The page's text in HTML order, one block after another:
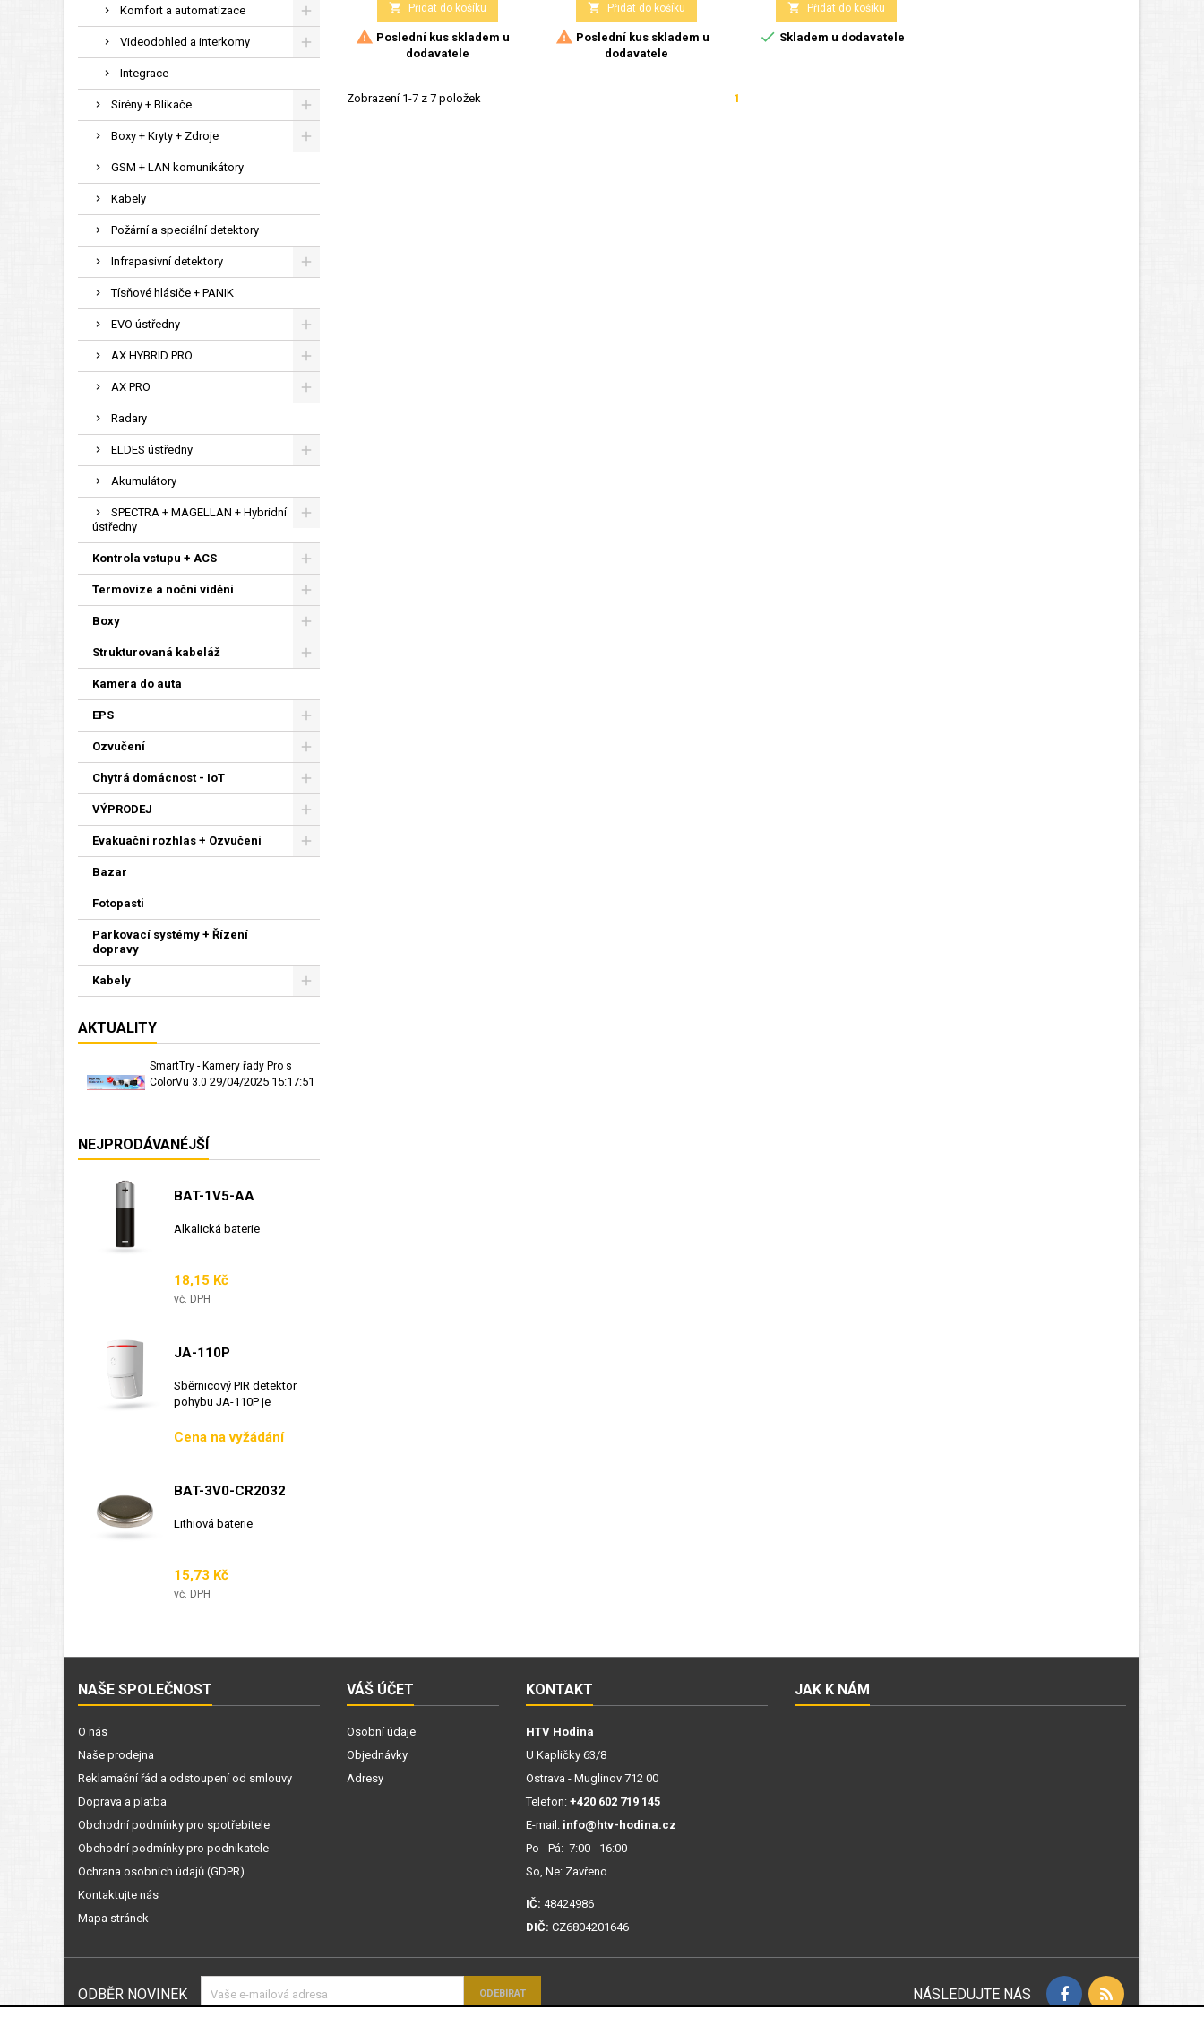
Komfort a automatizace
Videodohled a interkomy
Integrace
Sirény + Blikače
Boxy + Kryty + Zdroje
GSM + LAN komunikátory
Kabely
Požární a speciální detektory
Infrapasivní detektory
Tísňové hlásiče + PANIK
EVO ústředny
AX HYBRID PRO
AX PRO
Radary
ELDES ústředny
Akumulátory
SPECTRA + MAGELLAN + Hybridní
ústředny
Kontrola vstupu + ACS
Termovize a noční vidění
Boxy
Strukturovaná kabeláž
Kamera do auta
EPS
Ozvučení
Chytrá domácnost - IoT
VÝPRODEJ
Evakuační rozhlas + Ozvučení
Bazar
Fotopasti
Parkovací systémy + Řízení
dopravy
Kabely
AKTUALITY
SmartTry - Kamery řady Pro s
ColorVu 3.0 29/04/2025 15:17:51
NEJPRODÁVANÉJŠÍ
BAT-1V5-AA
Alkalická baterie
Cena
18,15 Kč
vč. DPH
JA-110P
Sběrnicový PIR detektor
pohybu JA-110P je
Cena
Cena na vyžádání
BAT-3V0-CR2032
Lithiová baterie
Cena
15,73 Kč
vč. DPH
 Přidat do košíku
 Poslední kus skladem u
dodavatele
 Přidat do košíku
 Poslední kus skladem u
dodavatele
 Přidat do košíku
 Skladem u dodavatele
Zobrazení 1-7 z 7 položek 1
NAŠE SPOLEČNOST
O nás
Naše prodejna
Reklamační řád a odstoupení od smlouvy
Doprava a platba
Obchodní podmínky pro spotřebitele
Obchodní podmínky pro podnikatele
Ochrana osobních údajů (GDPR)
Kontaktujte nás
Mapa stránek
VÁŠ ÚČET
Osobní údaje
Objednávky
Adresy
KONTAKT
HTV Hodina
U Kapličky 63/8
Ostrava - Muglinov 712 00
Telefon: +420 602 719 145
E-mail: info@htv-hodina.cz
Po - Pá: 7:00 - 16:00
So, Ne: Zavřeno
IČ: 48424986
DIČ: CZ6804201646
JAK K NÁM
ODBĚR NOVINEK NÁSLEDUJTE NÁS